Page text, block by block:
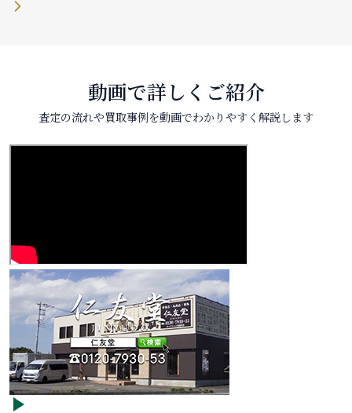
動画で詳しくご紹介
査定の流れや買取事例を動画でわかりやすく解説します